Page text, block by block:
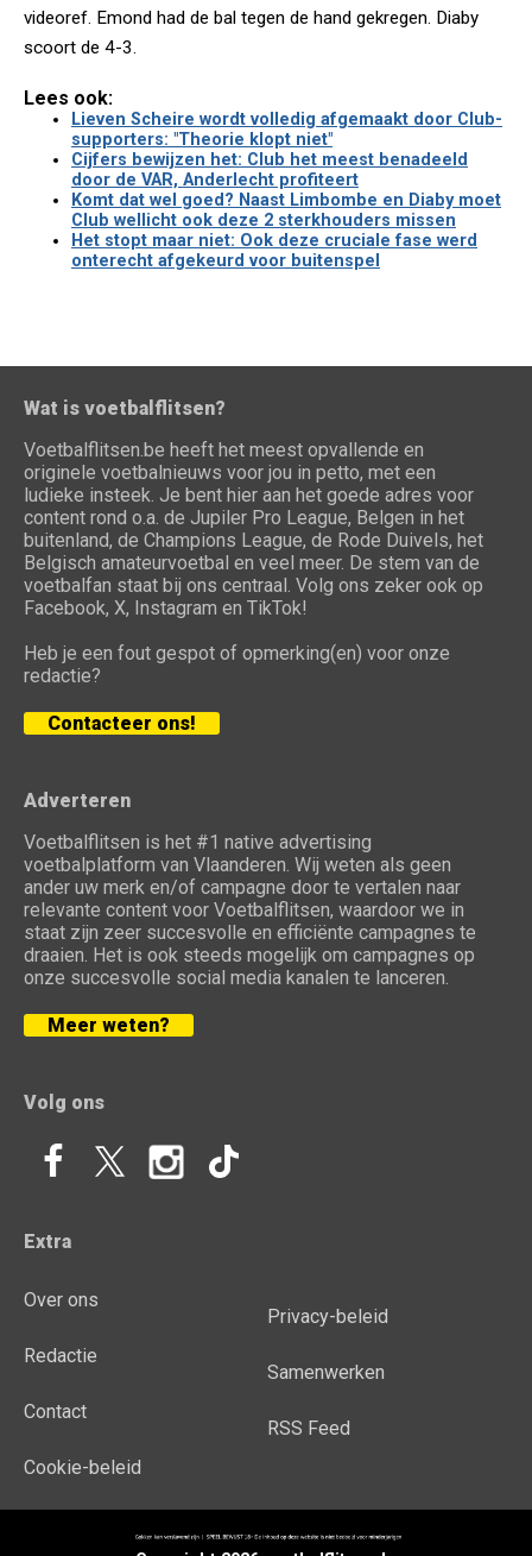
videoref. Emond had de bal tegen de hand gekregen. Diaby
scoort de 4-3.
Lees ook:
Lieven Scheire wordt volledig afgemaakt door Club-
supporters: "Theorie klopt niet"
Cijfers bewijzen het: Club het meest benadeeld
door de VAR, Anderlecht profiteert
Komt dat wel goed? Naast Limbombe en Diaby moet
Club wellicht ook deze 2 sterkhouders missen
Het stopt maar niet: Ook deze cruciale fase werd
onterecht afgekeurd voor buitenspel
Wat is voetbalflitsen?
Voetbalflitsen.be heeft het meest opvallende en
originele voetbalnieuws voor jou in petto, met een
ludieke insteek. Je bent hier aan het goede adres voor
content rond o.a. de Jupiler Pro League, Belgen in het
buitenland, de Champions League, de Rode Duivels, het
Belgisch amateurvoetbal en veel meer. De stem van de
voetbalfan staat bij ons centraal. Volg ons zeker ook op
Facebook, X, Instagram en TikTok!
Heb je een fout gespot of opmerking(en) voor onze
redactie?
Contacteer ons!
Adverteren
Voetbalflitsen is het #1 native advertising
voetbalplatform van Vlaanderen. Wij weten als geen
ander uw merk en/of campagne door te vertalen naar
relevante content voor Voetbalflitsen, waardoor we in
staat zijn zeer succesvolle en efficiënte campagnes te
draaien. Het is ook steeds mogelijk om campagnes op
onze succesvolle social media kanalen te lanceren.
Meer weten?
Volg ons
Extra
Over ons
Redactie
Contact
Cookie-beleid
Privacy-beleid
Samenwerken
RSS Feed